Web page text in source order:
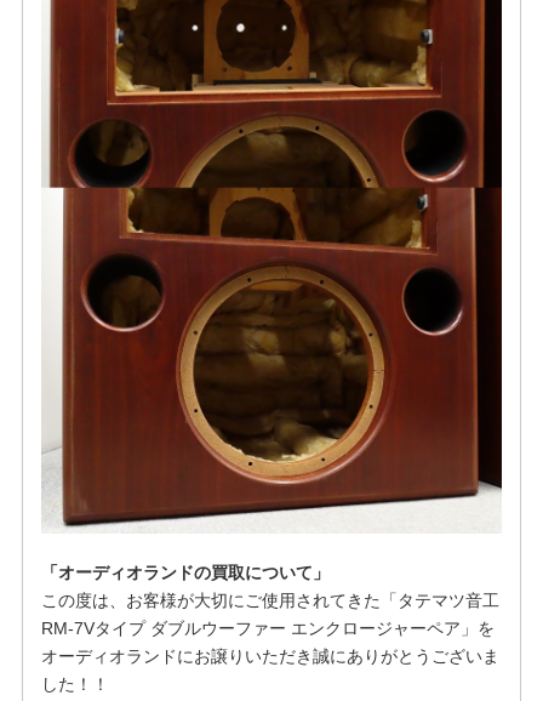
「オーディオランドの買取について」
この度は、お客様が大切にご使用されてきた「タテマツ音工
RM-7Vタイプ ダブルウーファー エンクロージャーペア」を
オーディオランドにお譲りいただき誠にありがとうございま
した！！